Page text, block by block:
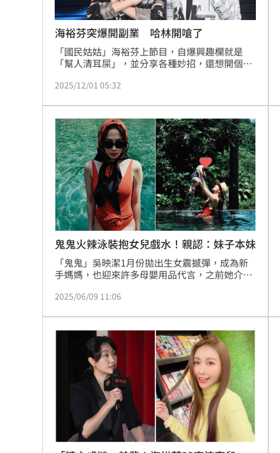
理想混蛋號召粉絲跨海追星吃美食！ 18:15
海裕芬突爆開副業 哈林開嗆了
「國民姑姑」海裕芬上節目，自爆興趣欄就是
「幫人清耳屎」，並分享各種妙招，還想開個采
家！」
2025/12/01 05:32
鬼鬼火辣泳裝抱女兒戲水！親認：妹子本妹
「鬼鬼」吳映潔1月份拋出生女震撼彈，成為新
手媽媽，也迎來許多母嬰用品代言，之前她介紹
女兒本人，她趕緊澄清：「她不是妹子啦。」近
問：「最後一張是妹子嗎？」她親回：「妹子本
妹。」真女兒終於現身。
2025/06/09 11:06